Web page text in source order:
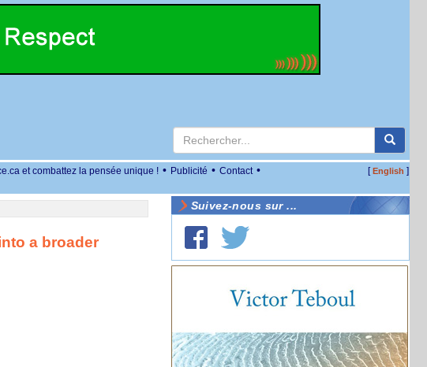
et combattez la pensée unique ! • Publicité • Contact • [English ]
a broader
Suivez-nous sur ...